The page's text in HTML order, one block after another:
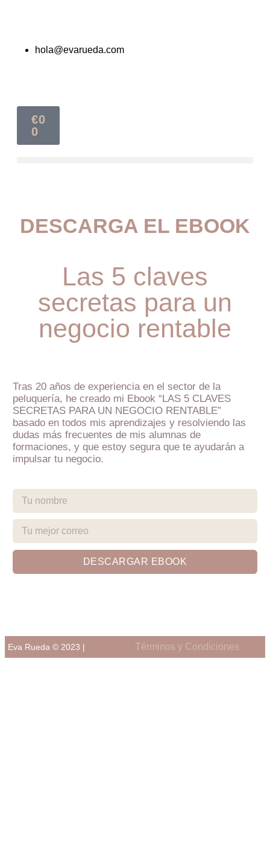
hola@evarueda.com
€0
0
DESCARGA EL EBOOK
Las 5 claves
secretas para un
negocio rentable
Tras 20 años de experiencia en el sector de la
peluquería, he creado mi Ebook “LAS 5 CLAVES
SECRETAS PARA UN NEGOCIO RENTABLE”
basado en todos mis aprendizajes y resolviendo las
dudas más frecuentes de mis alumnas de
formaciones, y que estoy segura que te ayudarán a
impulsar tu negocio.
DESCARGAR EBOOK
Eva Rueda © 2023 | Términos y Condiciones